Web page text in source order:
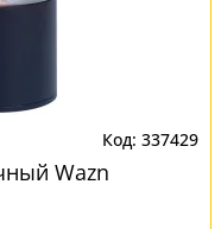
337429
Wazn